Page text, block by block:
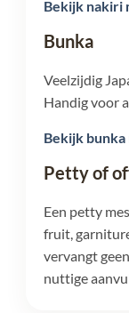
Bekijk nakiri
Bunka
Veelzijdig
Handig voor
Bekijk bunka
Petty of
Een petty
fruit,
vervangt
nuttige